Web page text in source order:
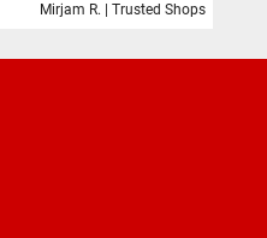
Mirjam R. | Trusted Shops